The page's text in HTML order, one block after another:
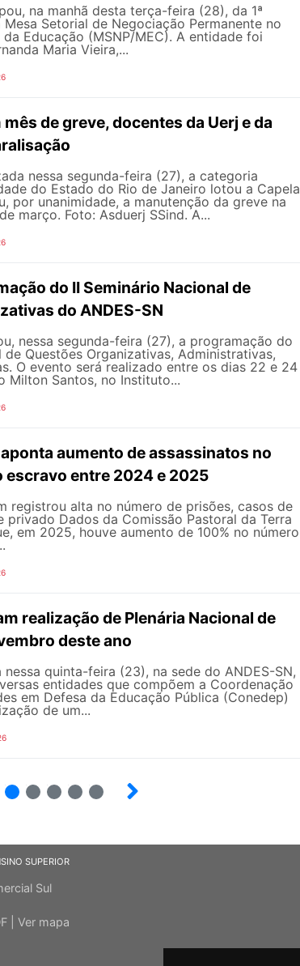
na manhã desta terça-feira (28), da 1ª
Mesa Setorial de Negociação Permanente no
Educação (MSNP/MEC). A entidade foi
Maria Vieira,...
de greve, docentes da Uerj e da
nessa segunda-feira (27), a categoria
do Estado do Rio de Janeiro lotou a Capela
por unanimidade, a manutenção da greve na
março. Foto: Asduerj SSind. A...
do II Seminário Nacional de
do ANDES-SN
nessa segunda-feira (27), a programação do
de Questões Organizativas, Administrativas,
O evento será realizado entre os dias 22 e 24
Milton Santos, no Instituto...
aumento de assassinatos no
escravo entre 2024 e 2025
registrou alta no número de prisões, casos de
privado Dados da Comissão Pastoral da Terra
em 2025, houve aumento de 100% no número
realização de Plenária Nacional de
deste ano
nessa quinta-feira (23), na sede do ANDES-SN,
entidades que compõem a Coordenação
em Defesa da Educação Pública (Conedep)
de um...
SUPERIOR
Sul
| Ver mapa